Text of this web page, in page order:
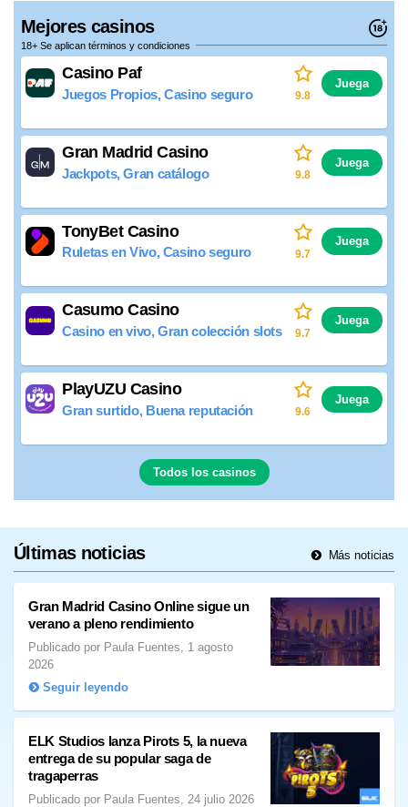
Mejores casinos
18+ Se aplican términos y condiciones
Casino Paf
Juegos Propios, Casino seguro 9.8
Juega
Gran Madrid Casino
Jackpots, Gran catálogo 9.8
Juega
TonyBet Casino
Ruletas en Vivo, Casino seguro 9.7
Juega
Casumo Casino
Casino en vivo, Gran colección slots 9.7
Juega
PlayUZU Casino
Gran surtido, Buena reputación 9.6
Juega
Todos los casinos
Últimas noticias Más noticias
Gran Madrid Casino Online sigue un
verano a pleno rendimiento
Publicado por Paula Fuentes, 1 agosto
2026
Seguir leyendo
ELK Studios lanza Pirots 5, la nueva
entrega de su popular saga de
tragaperras
Publicado por Paula Fuentes, 24 julio 2026